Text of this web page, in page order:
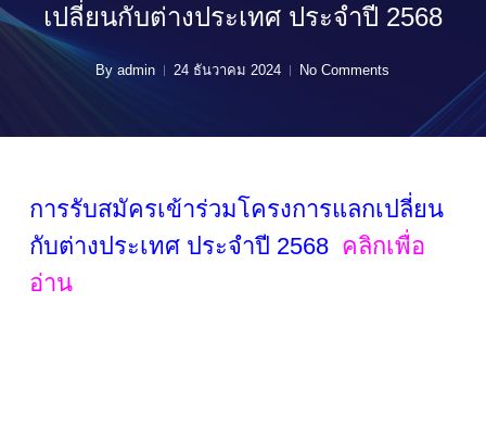
เปลี่ยนกับต่างประเทศ ประจำปี 2568
By admin 24 ธันวาคม 2024 No Comments
การรับสมัครเข้าร่วมโครงการแลกเปลี่ยน
กับต่างประเทศ ประจำปี 2568 คลิกเพื่อ
อ่าน